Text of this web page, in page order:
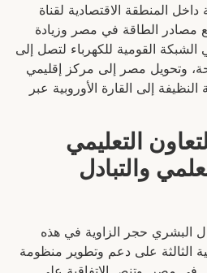
داخل المنطقة الاقتصادية لقناة
مصادر الطاقة في مصر وزيادة
القومية للكهرباء لتصل إلى
وتحويل مصر إلى مركز إقليمي
إلى القارة الأوروبية عبر
التعليمي
والتبادل
البشري حجر الزاوية في هذه
الثالثة على دعم وتطوير منظومة